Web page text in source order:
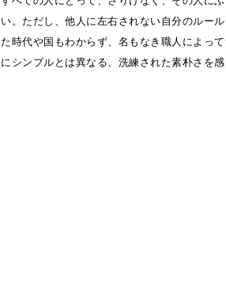
い。ただし、他人に左右されない自分のルー
た時代や国もわからず、名もなき職人によっ
にシンプルとは異なる、洗練された素朴さを感